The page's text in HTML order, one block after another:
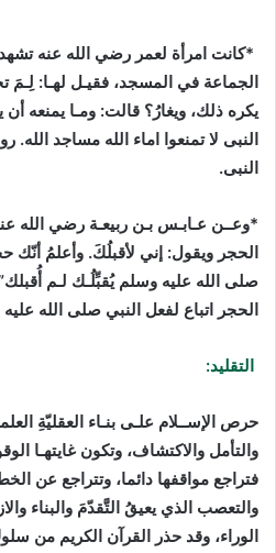
*كانت امرأة لعمر رضي الله عنه
الجماعة في المسجد، فقيـل لهـا: لِـمَ
يكره ذلك، ويغارُ؟ قالت: ومـا يمنعه أن
النبى لا تمنعوا اماء الله مساجد الله.
النبى.
*وعــن عـابـس بـن ربيعـة رضي الله
الحجر ويقول: إني لأقبلُكَ. وأعلمُ أنّك
صلى الله عليه وسلم يُقبِّلُـك لـم
الحجر اتباع لفعل النبي صلى الله
التقليد:
حرص الإســلام علـى بنـاء العقليّةِ
والتأمل والاكتشاف، وتكون غايتهـا
فتراجع مواقفها دائما، وتتراجع عن
والتعصب الذي يعيقُ التَّقدّمَ والبناء
الوراء، وقد حذر القرآن الكريم من